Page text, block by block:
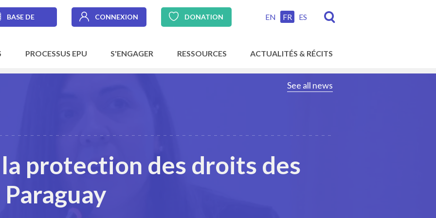
BASE DE CONNEXION DONATION EN FR ES
PROCESSUS EPU S'ENGAGER RESSOURCES ACTUALITÉS & RÉCITS
See all news
protection des droits des